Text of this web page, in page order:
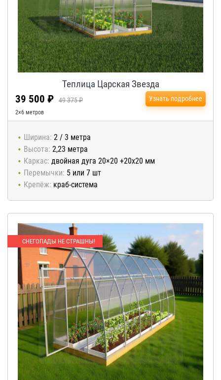
Теплица Царская Звезда
39 500 ₽ 49 375 ₽
2×6 метров
Узнать подробнее
Ширина: 2 / 3 метра
Высота: 2,23 метра
Каркас: двойная дуга 20×20 +20х20 мм
Перемычки: 5 или 7 шт
Крепёж: краб-система
СНЕГОПАДЫ НЕ СТРАШНЫ!